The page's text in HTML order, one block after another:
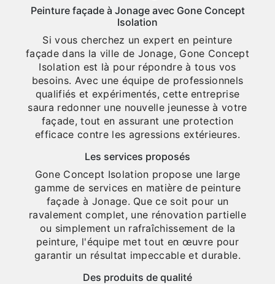
Peinture façade à Jonage avec Gone Concept
Isolation
Si vous cherchez un expert en peinture
façade dans la ville de Jonage, Gone Concept
Isolation est là pour répondre à tous vos
besoins. Avec une équipe de professionnels
qualifiés et expérimentés, cette entreprise
saura redonner une nouvelle jeunesse à votre
façade, tout en assurant une protection
efficace contre les agressions extérieures.
Les services proposés
Gone Concept Isolation propose une large
gamme de services en matière de peinture
façade à Jonage. Que ce soit pour un
ravalement complet, une rénovation partielle
ou simplement un rafraîchissement de la
peinture, l'équipe met tout en œuvre pour
garantir un résultat impeccable et durable.
Des produits de qualité